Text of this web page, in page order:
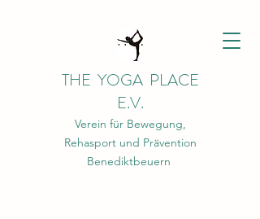
THE YOGA PLACE
E.V.
Verein für Bewegung,
Rehasport und Prävention
Benediktbeuern